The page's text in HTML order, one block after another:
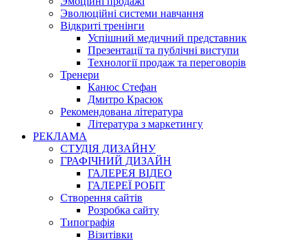
Эволюційні системи навчання
Відкриті тренінги
Успішний медичний представник
Презентації та публічні виступи
Технології продаж та переговорів
Тренери
Канюс Стефан
Дмитро Красюк
Рекомендована література
Література з маркетингу
РЕКЛАМА
СТУДІЯ ДИЗАЙНУ
ГРАФІЧНИЙ ДИЗАЙН
ГАЛЕРЕЯ ВІДЕО
ГАЛЕРЕЇ РОБІТ
Створення сайтів
Розробка сайту
Типографія
Візитівки